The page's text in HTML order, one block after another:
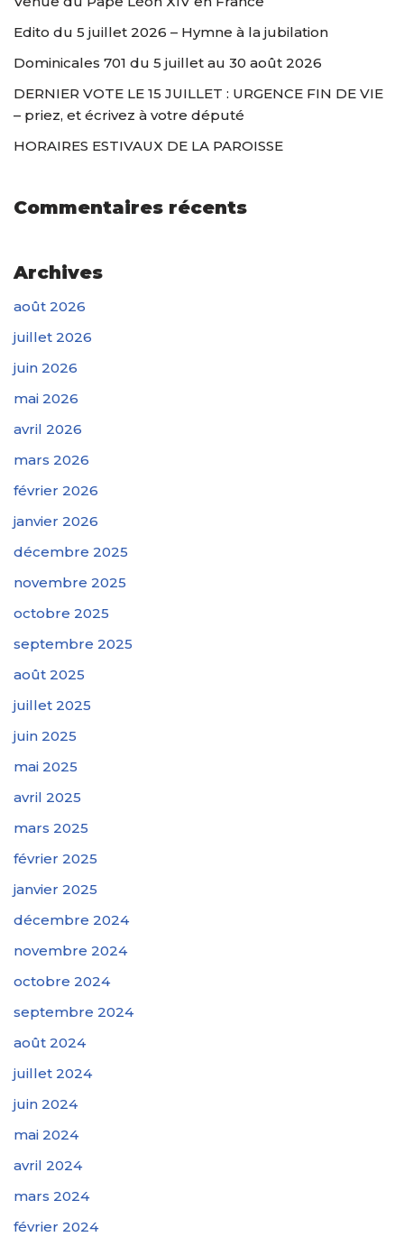
Edito du 5 juillet 2026 – Hymne à la jubilation
Dominicales 701 du 5 juillet au 30 août 2026
DERNIER VOTE LE 15 JUILLET : URGENCE FIN DE VIE
– priez, et écrivez à votre député
HORAIRES ESTIVAUX DE LA PAROISSE
Commentaires récents
Archives
août 2026
juillet 2026
juin 2026
mai 2026
avril 2026
mars 2026
février 2026
janvier 2026
décembre 2025
novembre 2025
octobre 2025
septembre 2025
août 2025
juillet 2025
juin 2025
mai 2025
avril 2025
mars 2025
février 2025
janvier 2025
décembre 2024
novembre 2024
octobre 2024
septembre 2024
août 2024
juillet 2024
juin 2024
mai 2024
avril 2024
mars 2024
février 2024